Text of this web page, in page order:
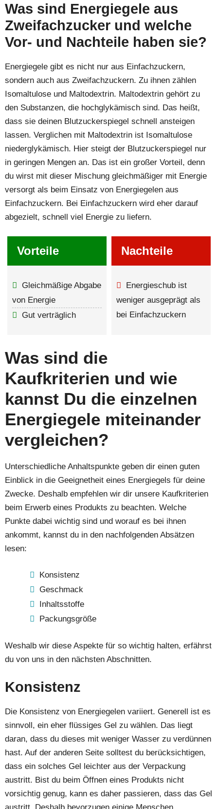
Was sind Energiegele aus
Zweifachzucker und welche
Vor- und Nachteile haben sie?
Energiegele gibt es nicht nur aus Einfachzuckern,
sondern auch aus Zweifachzuckern. Zu ihnen zählen
Isomaltulose und Maltodextrin. Maltodextrin gehört zu
den Substanzen, die hochglykämisch sind. Das heißt,
dass sie deinen Blutzuckerspiegel schnell ansteigen
lassen. Verglichen mit Maltodextrin ist Isomaltulose
niederglykämisch. Hier steigt der Blutzuckerspiegel nur
in geringen Mengen an. Das ist ein großer Vorteil, denn
du wirst mit dieser Mischung gleichmäßiger mit Energie
versorgt als beim Einsatz von Energiegelen aus
Einfachzuckern. Bei Einfachzuckern wird eher darauf
abgezielt, schnell viel Energie zu liefern.
Vorteile
Gleichmäßige Abgabe
von Energie
Gut verträglich
Nachteile
Energieschub ist
weniger ausgeprägt als
bei Einfachzuckern
Was sind die
Kaufkriterien und wie
kannst Du die einzelnen
Energiegele miteinander
vergleichen?
Unterschiedliche Anhaltspunkte geben dir einen guten
Einblick in die Geeignetheit eines Energiegels für deine
Zwecke. Deshalb empfehlen wir dir unsere Kaufkriterien
beim Erwerb eines Produkts zu beachten. Welche
Punkte dabei wichtig sind und worauf es bei ihnen
ankommt, kannst du in den nachfolgenden Absätzen
lesen:
Konsistenz
Geschmack
Inhaltsstoffe
Packungsgröße
Weshalb wir diese Aspekte für so wichtig halten, erfährst
du von uns in den nächsten Abschnitten.
Konsistenz
Die Konsistenz von Energiegelen variiert. Generell ist es
sinnvoll, ein eher flüssiges Gel zu wählen. Das liegt
daran, dass du dieses mit weniger Wasser zu verdünnen
hast. Auf der anderen Seite solltest du berücksichtigen,
dass ein solches Gel leichter aus der Verpackung
austritt. Bist du beim Öffnen eines Produkts nicht
vorsichtig genug, kann es daher passieren, dass das Gel